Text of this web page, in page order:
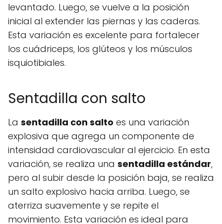
levantado. Luego, se vuelve a la posición
inicial al extender las piernas y las caderas.
Esta variación es excelente para fortalecer
los cuádriceps, los glúteos y los músculos
isquiotibiales.
Sentadilla con salto
La sentadilla con salto es una variación
explosiva que agrega un componente de
intensidad cardiovascular al ejercicio. En esta
variación, se realiza una sentadilla estándar,
pero al subir desde la posición baja, se realiza
un salto explosivo hacia arriba. Luego, se
aterriza suavemente y se repite el
movimiento. Esta variación es ideal para